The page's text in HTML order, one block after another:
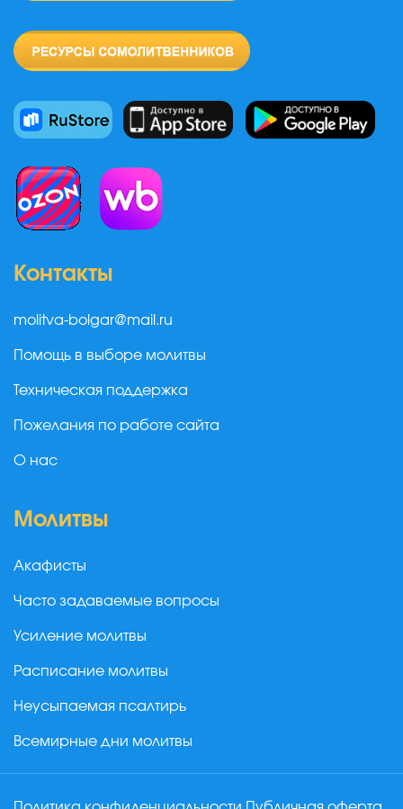
Контакты
molitva-bolgar@mail.ru
Помощь в выборе молитвы
Техническая поддержка
Пожелания по работе сайта
О нас
Молитвы
Акафисты
Часто задаваемые вопросы
Усиление молитвы
Расписание молитвы
Неусыпаемая псалтирь
Всемирные дни молитвы